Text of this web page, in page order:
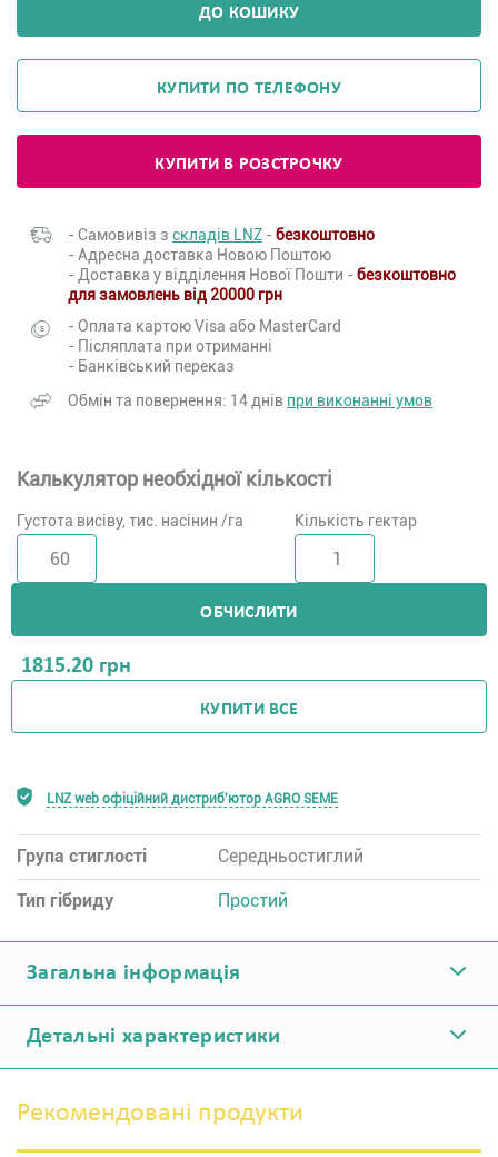
ДО КОШИКУ
КУПИТИ ПО ТЕЛЕФОНУ
КУПИТИ В РОЗСТРОЧКУ
- Самовивіз з складів LNZ - безкоштовно
- Адресна доставка Новою Поштою
- Доставка у відділення Нової Пошти - безкоштовно
для замовлень від 20000 грн
- Оплата картою Visa або MasterCard
- Післяплата при отриманні
- Банківський переказ
Обмін та повернення: 14 днів при виконанні умов
Калькулятор необхідної кількості
Густота висіву, тис. насінин /га Кількість гектар
ОБЧИСЛИТИ
1815.20 грн
КУПИТИ ВСЕ
LNZ web офіційний дистриб'ютор AGRO SEME
Група стиглості Середньостиглий
Тип гібриду Простий
Загальна інформація
Детальні характеристики
Рекомендовані продукти